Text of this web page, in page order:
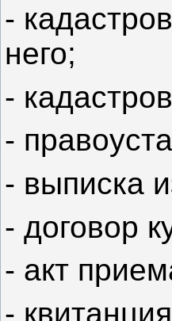
-
него;
-
-
- выписка
- договор
- акт
-